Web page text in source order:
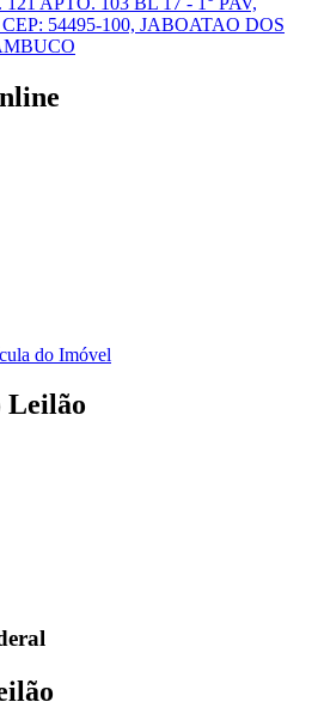
54495-100, JABOATAO DOS
do Imóvel
Leilão